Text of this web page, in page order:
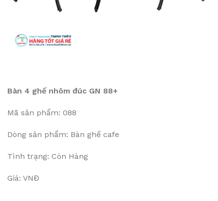
Bàn 4 ghế nhôm đúc GN 88+
Mã sản phẩm: 088
Dòng sản phẩm: Bàn ghế cafe
Tình trạng: Còn Hàng
Giá: VNĐ